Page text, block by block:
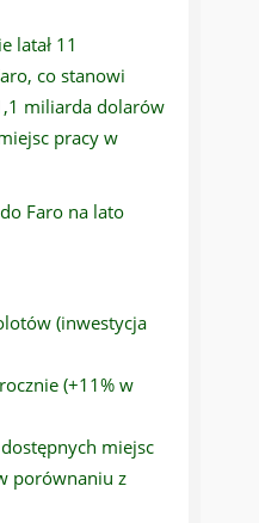
latał 11
co stanowi
miliarda dolarów
pracy w
Faro na lato
(inwestycja
(+11% w
miejsc
porównaniu z